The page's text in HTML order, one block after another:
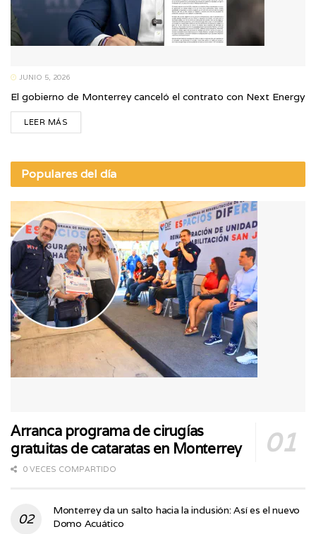
JUNIO 5, 2026
El gobierno de Monterrey canceló el contrato con Next Energy
LEER MÁS
Populares del día
Arranca programa de cirugías
gratuitas de cataratas en Monterrey
0 VECES COMPARTIDO
Monterrey da un salto hacia la inclusión: Así es el nuevo
Domo Acuático